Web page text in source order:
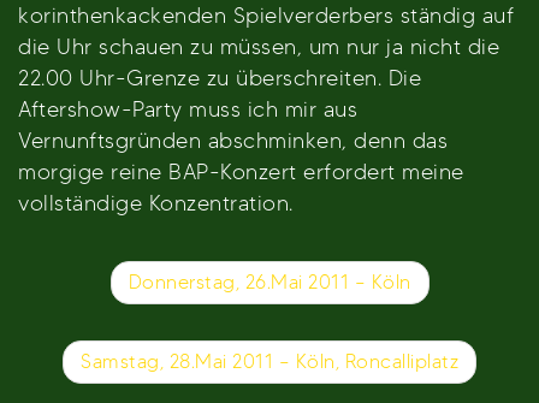
korinthenkackenden Spielverderbers ständig auf
die Uhr schauen zu müssen, um nur ja nicht die
22.00 Uhr-Grenze zu überschreiten. Die
Aftershow-Party muss ich mir aus
Vernunftsgründen abschminken, denn das
morgige reine BAP-Konzert erfordert meine
vollständige Konzentration.
Beitragsnavigation
Donnerstag, 26.Mai 2011 – Köln
Samstag, 28.Mai 2011 – Köln, Roncalliplatz